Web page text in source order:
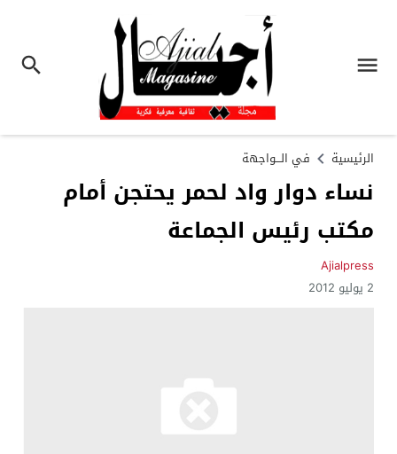
الرئيسية في الـــواجهة
نساء دوار واد لحمر يحتجن أمام
مكتب رئيس الجماعة
Ajialpress
2 يوليو 2012